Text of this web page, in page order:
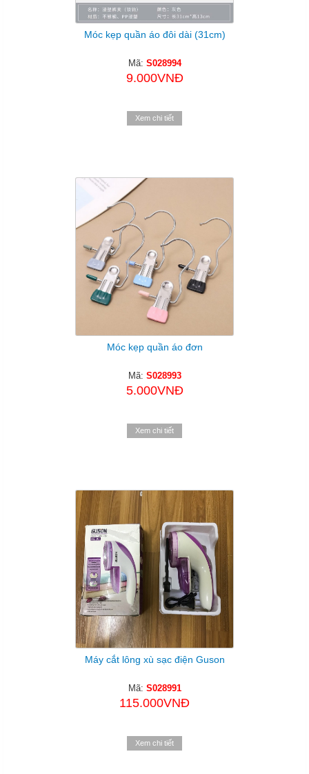
Móc kẹp quần áo đôi dài (31cm)
Mã: S028994
9.000VNĐ
Xem chi tiết
Móc kẹp quần áo đơn
Mã: S028993
5.000VNĐ
Xem chi tiết
Máy cắt lông xù sạc điện Guson
Mã: S028991
115.000VNĐ
Xem chi tiết